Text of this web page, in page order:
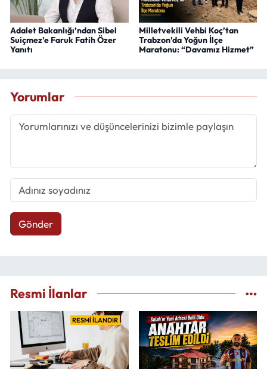
Adalet Bakanlığı’ndan Sibel
Suiçmez’e Faruk Fatih Özer
Yanıtı
Milletvekili Vehbi Koç’tan
Trabzon’da Yoğun İlçe
Maratonu: “Davamız Hizmet”
Yorumlar
Gönder
Resmi İlanlar
RESMİ İLANDIR